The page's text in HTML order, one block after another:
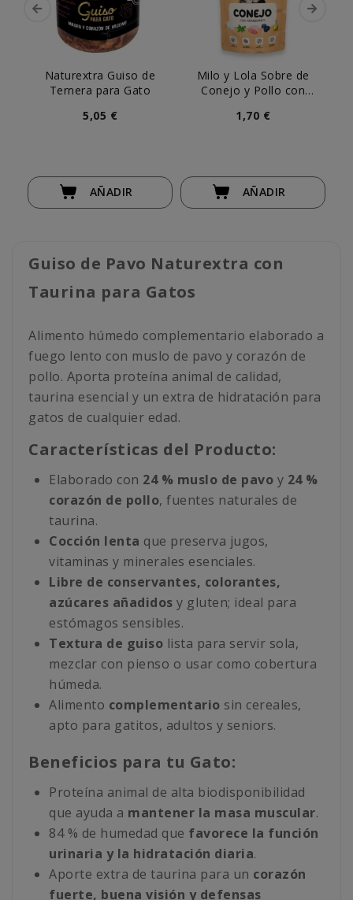
Naturextra Guiso de
Ternera para Gato
5,05 €
AÑADIR
Milo y Lola Sobre de
Conejo y Pollo con
1,70 €
AÑADIR
Guiso de Pavo Naturextra con
Taurina para Gatos
Alimento húmedo complementario elaborado a
fuego lento con muslo de pavo y corazón de
pollo. Aporta proteína animal de calidad,
taurina esencial y un extra de hidratación para
gatos de cualquier edad.
Características del Producto:
Elaborado con 24 % muslo de pavo y 24 %
corazón de pollo, fuentes naturales de
taurina.
Cocción lenta que preserva jugos,
vitaminas y minerales esenciales.
Libre de conservantes, colorantes,
azúcares añadidos y gluten; ideal para
estómagos sensibles.
Textura de guiso lista para servir sola,
mezclar con pienso o usar como cobertura
húmeda.
Alimento complementario sin cereales,
apto para gatitos, adultos y seniors.
Beneficios para tu Gato:
Proteína animal de alta biodisponibilidad
que ayuda a mantener la masa muscular.
84 % de humedad que favorece la función
urinaria y la hidratación diaria.
Aporte extra de taurina para un corazón
fuerte, buena visión y defensas